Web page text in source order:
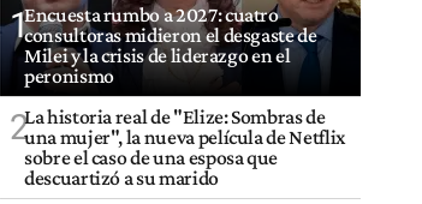
1Encuesta rumbo a 2027: cuatro
consultoras midieron el desgaste de
Milei y la crisis de liderazgo en el
peronismo
2La historia real de "Elize: Sombras de
una mujer", la nueva película de Netflix
sobre el caso de una esposa que
descuartizó a su marido